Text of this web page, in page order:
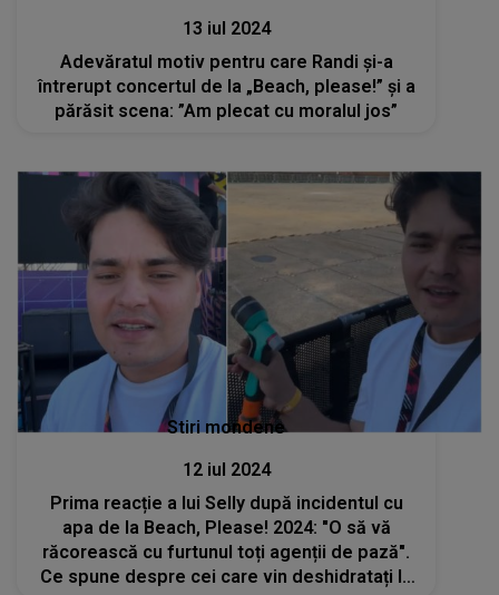
13 iul 2024
Adevăratul motiv pentru care Randi și-a
întrerupt concertul de la „Beach, please!” și a
părăsit scena: ”Am plecat cu moralul jos”
Stiri mondene
12 iul 2024
Prima reacție a lui Selly după incidentul cu
apa de la Beach, Please! 2024: "O să vă
răcorească cu furtunul toți agenții de pază".
Ce spune despre cei care vin deshidratați la